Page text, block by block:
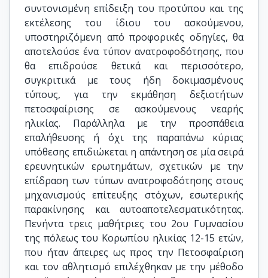
συντονισμένη επίδειξη του προτύπου και της
εκτέλεσης του ίδιου του ασκούμενου,
υποστηριζόμενη από προφορικές οδηγίες, θα
αποτελούσε ένα τύπον ανατροφοδότησης, που
θα επιδρούσε θετικά και περισσότερο,
συγκριτικά με τους ήδη δοκιμασμένους
τύπους, για την εκμάθηση δεξιοτήτων
πετοσφαίρισης σε ασκούμενους νεαρής
ηλικίας. Παράλληλα με την προσπάθεια
επαλήθευσης ή όχι της παραπάνω κύριας
υπόθεσης επιδιώκεται η απάντηση σε μία σειρά
ερευνητικών ερωτημάτων, σχετικών με την
επίδραση των τύπων ανατροφοδότησης στους
μηχανισμούς επίτευξης στόχων, εσωτερικής
παρακίνησης και αυτοαποτελεσματικότητας.
Πενήντα τρεις μαθήτριες του 2ου Γυμνασίου
της πόλεως του Κορωπίου ηλικίας 12-15 ετών,
που ήταν άπειρες ως προς την Πετοσφαίριση
και τον αθλητισμό επιλέχθηκαν με την μέθοδο